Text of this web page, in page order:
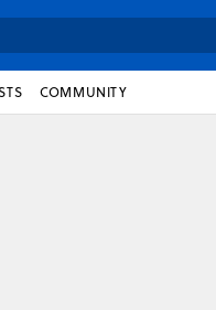
COMMUNITY